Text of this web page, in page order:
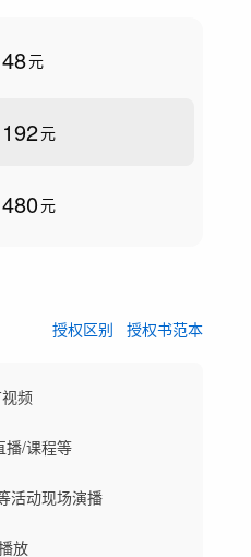
48元
192元
480元
授权区别 授权书范本
频
播/课程等
活动现场演播
放